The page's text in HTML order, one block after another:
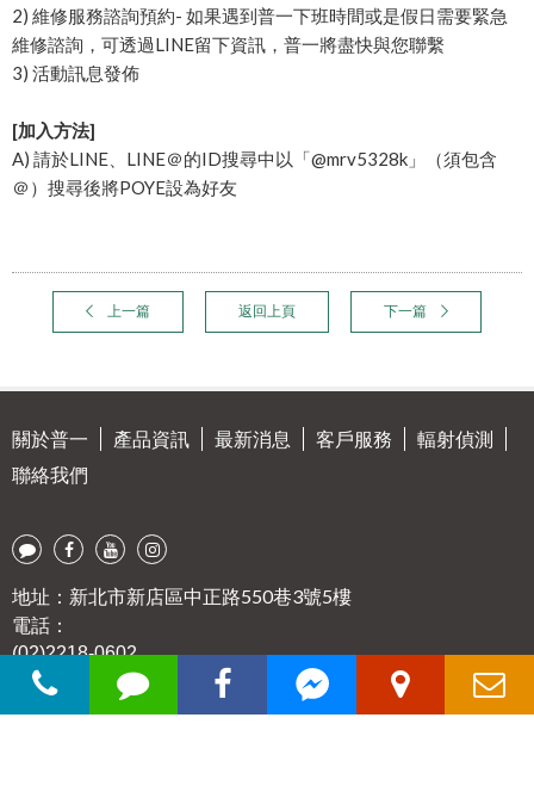
2) 維修服務諮詢預約- 如果遇到普一下班時間或是假日需要緊急
維修諮詢，可透過LINE留下資訊，普一將盡快與您聯繫
3) 活動訊息發佈
[加入方法]
A) 請於LINE、LINE＠的ID搜尋中以「@mrv5328k」（須包含
＠）搜尋後將POYE設為好友
上一篇 返回上頁 下一篇
關於普一 產品資訊 最新消息 客戶服務
輻射偵測
聯絡我們
地址：新北市新店區中正路550巷3號5樓
電話：
(02)2218-0602
傳真：
(02)2218-0330